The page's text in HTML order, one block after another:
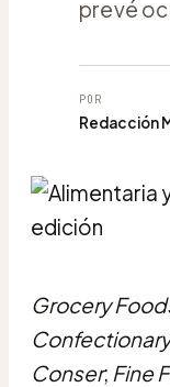
prevé
POR
Redacción
Grocery
Confectionary
Conser; Fine